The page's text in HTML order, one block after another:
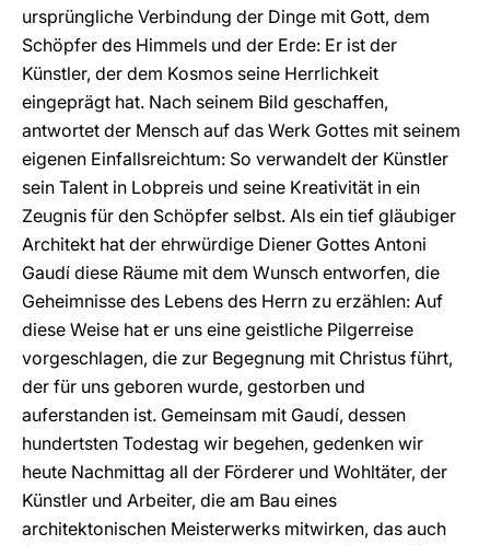
ursprüngliche Verbindung der Dinge mit Gott, dem
Schöpfer des Himmels und der Erde: Er ist der
Künstler, der dem Kosmos seine Herrlichkeit
eingeprägt hat. Nach seinem Bild geschaffen,
antwortet der Mensch auf das Werk Gottes mit seinem
eigenen Einfallsreichtum: So verwandelt der Künstler
sein Talent in Lobpreis und seine Kreativität in ein
Zeugnis für den Schöpfer selbst. Als ein tief gläubiger
Architekt hat der ehrwürdige Diener Gottes Antoni
Gaudí diese Räume mit dem Wunsch entworfen, die
Geheimnisse des Lebens des Herrn zu erzählen: Auf
diese Weise hat er uns eine geistliche Pilgerreise
vorgeschlagen, die zur Begegnung mit Christus führt,
der für uns geboren wurde, gestorben und
auferstanden ist. Gemeinsam mit Gaudí, dessen
hundertsten Todestag wir begehen, gedenken wir
heute Nachmittag all der Förderer und Wohltäter, der
Künstler und Arbeiter, die am Bau eines
architektonischen Meisterwerks mitwirken, das auch